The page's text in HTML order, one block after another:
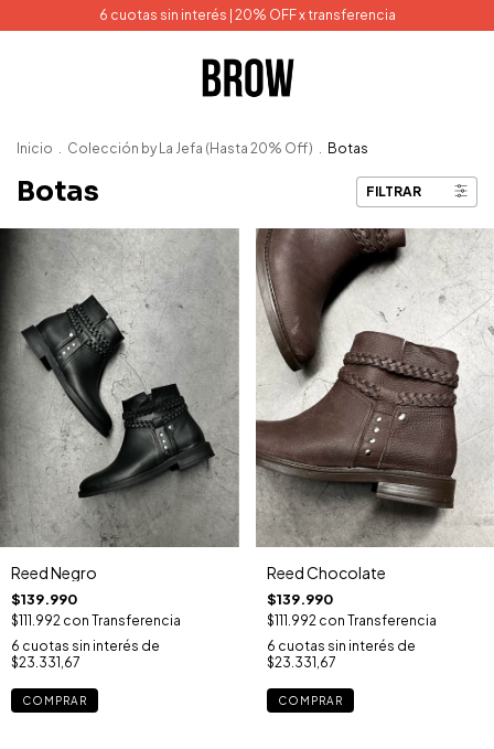
6 cuotas sin interés | 20% OFF x transferencia
Inicio . Colección by La Jefa (Hasta 20% Off) . Botas
Botas FILTRAR
Reed Negro
$139.990
$111.992 con Transferencia
6 cuotas sin interés de
$23.331,67
COMPRAR
Reed Chocolate
$139.990
$111.992 con Transferencia
6 cuotas sin interés de
$23.331,67
COMPRAR